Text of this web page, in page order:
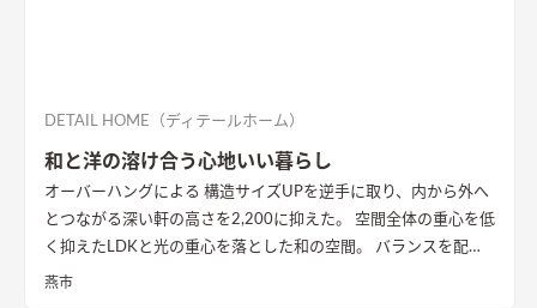
DETAIL HOME（ディテールホーム）
和と洋の溶け合う心地いい暮らし
オーバーハングによる 構造サイズUPを逆手に取り、内から外へ
とつながる深い軒の高さを2,200に抑えた。 空間全体の重心を低
く抑えたLDKと光の重心を落とした和の空間。 バランスを配慮
されたふたつの空間のつながりが、心地いい日常をもたらして
燕市